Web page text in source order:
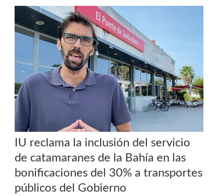
IU reclama la inclusión del servicio
de catamaranes de la Bahía en las
bonificaciones del 30% a transportes
públicos del Gobierno